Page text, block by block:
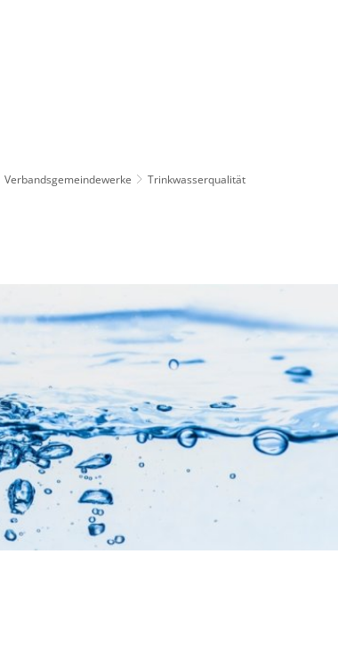
Verbandsgemeindewerke Trinkwasserqualität